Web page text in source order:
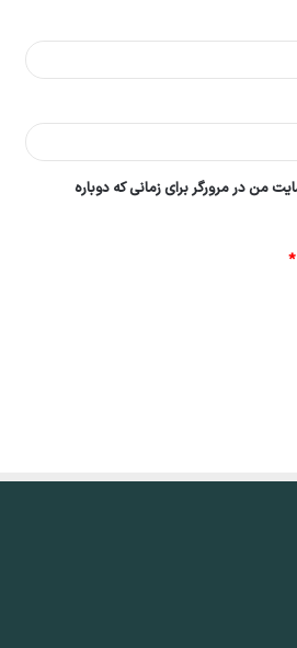
من در مرورگر برای زمانی که دوباره
*